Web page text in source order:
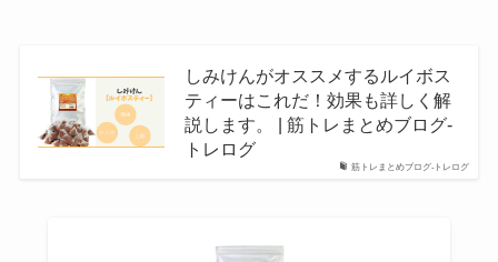
筋トレまとめブログ-トレログ
しみけんがオススメするルイボス
ティーはこれだ！効果も詳しく解
説します。 | 筋トレまとめブログ-
トレログ